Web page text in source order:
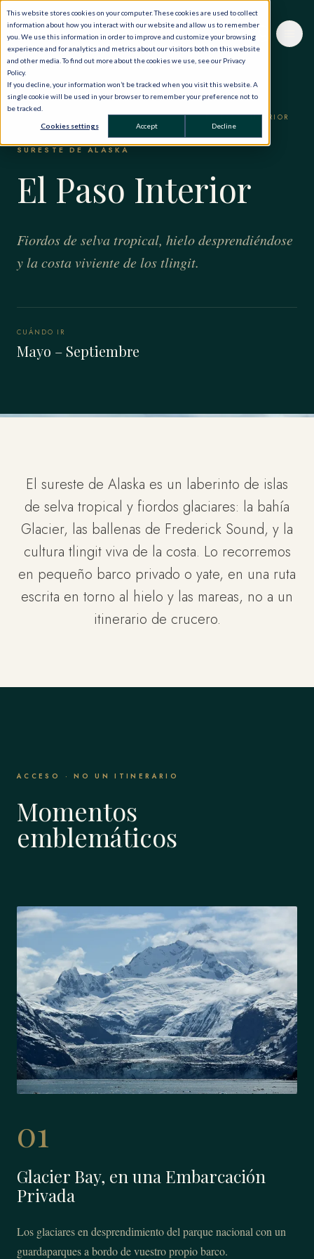
This website stores cookies on your computer. These cookies are used to collect
information about how you interact with our website and allow us to remember
you. We use this information in order to improve and customize your browsing
experience and for analytics and metrics about our visitors both on this website
and other media. To find out more about the cookies we use, see our Privacy
Policy.
If you decline, your information won’t be tracked when you visit this website. A
single cookie will be used in your browser to remember your preference not to
be tracked.
Cookies settings Accept Decline
EL MUNDO, EN PRIVADO·ALASKA·EL PASO INTERIOR
SURESTE DE ALASKA
El Paso Interior
Fiordos de selva tropical, hielo desprendiéndose
y la costa viviente de los tlingit.
CUÁNDO IR
Mayo – Septiembre
El sureste de Alaska es un laberinto de islas
de selva tropical y fiordos glaciares: la bahía
Glacier, las ballenas de Frederick Sound, y la
cultura tlingit viva de la costa. Lo recorremos
en pequeño barco privado o yate, en una ruta
escrita en torno al hielo y las mareas, no a un
itinerario de crucero.
ACCESO · NO UN ITINERARIO
Momentos
emblemáticos
01
Glacier Bay, en una Embarcación
Privada
Los glaciares en desprendimiento del parque nacional con un
guardaparques a bordo de vuestro propio barco.